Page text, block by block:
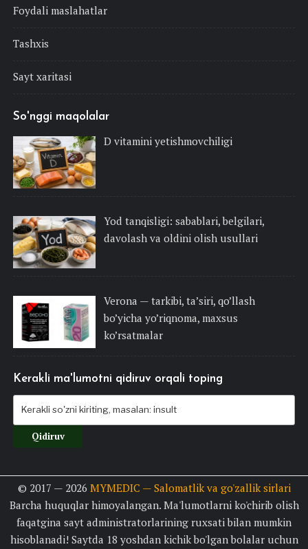
Foydali maslahatlar
Tashxis
Sayt xaritasi
So'nggi maqolalar
D vitamini yetishmovchiligi
Yod tanqisligi: sabablari, belgilari,
davolash va oldini olish usullari
Verona — tarkibi, ta’siri, qo’llash
bo’yicha yo’riqnoma, maxsus
ko’rsatmalar
Kerakli ma'lumotni qidiruv orqali toping
© 2017 — 2026 MYMEDIC — Salomatlik va go'zallik sirlari
Barcha huquqlar himoyalangan. Ma'lumotlarni ko'chirib olish
faqatgina sayt administratorlarining ruxsati bilan mumkin
hisoblanadi! Saytda 18 yoshdan kichik bo'lgan bolalar uchun